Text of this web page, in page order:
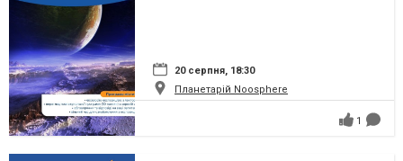
20 серпня, 18:30
Планетарій Noosphere
1